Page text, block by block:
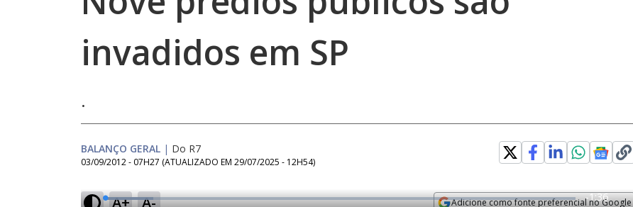
invadidos em SP
.
BALANÇO GERAL | Do R7
03/09/2012 - 07H27 (ATUALIZADO EM 29/07/2025 - 12H54)
A+ A- Adicione como fonte preferencial no Google
L
R
-1:36